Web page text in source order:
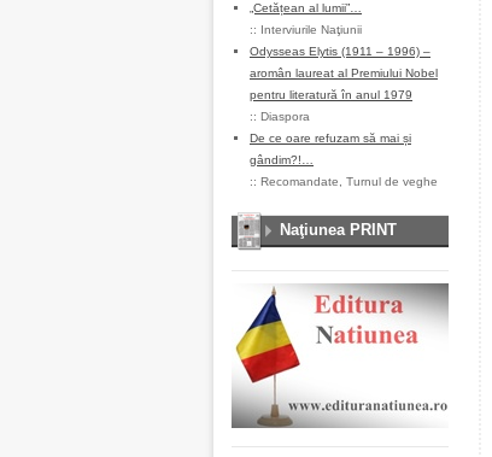
„Cetățean al lumii”…
:: Interviurile Naţiunii
Odysseas Elytis (1911 – 1996) –
aromân laureat al Premiului Nobel
pentru literatură în anul 1979
:: Diaspora
De ce oare refuzam să mai și
gândim?!…
:: Recomandate Turnul de veghe
Naţiunea PRINT